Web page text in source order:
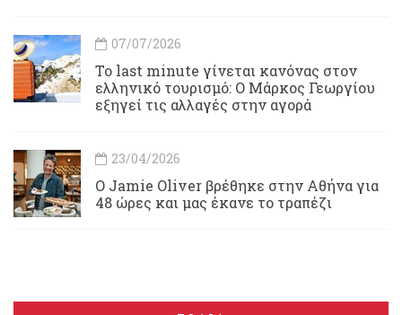
07/07/2026
Το last minute γίνεται κανόνας στον
ελληνικό τουρισμό: Ο Μάρκος Γεωργίου
εξηγεί τις αλλαγές στην αγορά
23/04/2026
Ο Jamie Oliver βρέθηκε στην Αθήνα για
48 ώρες και μας έκανε το τραπέζι